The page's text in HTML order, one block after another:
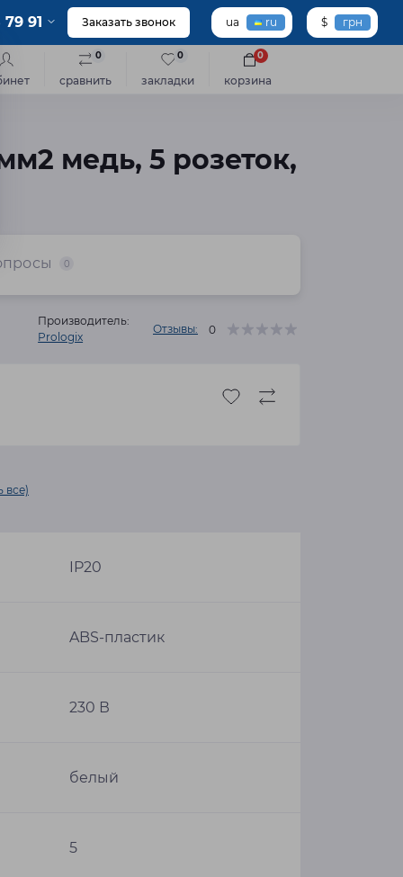
91 Заказать звонок ua ru $ грн
сравнить
0
закладки
0
корзина
0
медь, 5 розеток,
0
Производитель:
Prologix
Отзывы: 0
все)
IP20
ABS-пластик
230 В
белый
5